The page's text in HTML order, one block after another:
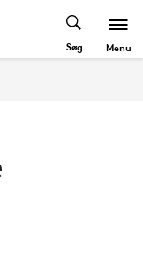
Søg Menu